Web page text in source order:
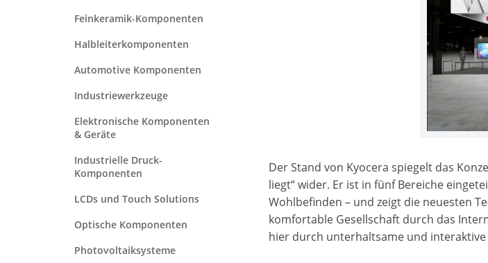
Der Stand von Kyocera spiegelt das
liegt“ wider. Er ist in fünf Bereiche
Wohlbefinden – und zeigt die neuesten
komfortable Gesellschaft durch das
hier durch unterhaltsame und
Feinkeramik-Komponenten
Halbleiterkomponenten
Automotive Komponenten
Industriewerkzeuge
Elektronische Komponenten
& Geräte
Industrielle Druck-
Komponenten
LCDs und Touch Solutions
Optische Komponenten
Photovoltaiksysteme